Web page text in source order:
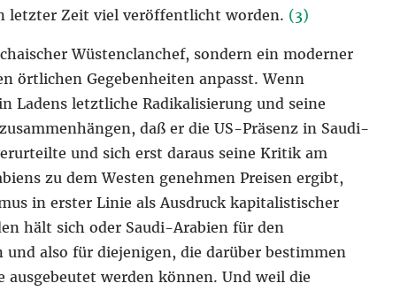
letzter Zeit viel veröffentlicht worden. (3)
Wüstenclanchef, sondern ein moderner
örtlichen Gegebenheiten anpasst. Wenn
Ladens letztliche Radikalisierung und seine
daß er die US-Präsenz in Saudi-
und sich erst daraus seine Kritik am
zu dem Westen genehmen Preisen ergibt,
in erster Linie als Ausdruck kapitalistischer
hält sich oder Saudi-Arabien für den
also für diejenigen, die darüber bestimmen
werden können. Und weil die